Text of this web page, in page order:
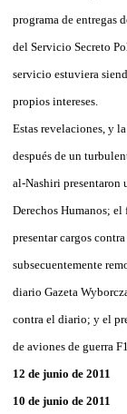
programa de entregas
del Servicio Secreto
servicio estuviera
propios intereses.
Estas revelaciones, y
después de un
al-Nashiri presentaron
Derechos Humanos;
presentar cargos
subsecuentemente
diario Gazeta
contra el diario; y el
de aviones de guerra
12 de junio de 2011
10 de junio de 2011